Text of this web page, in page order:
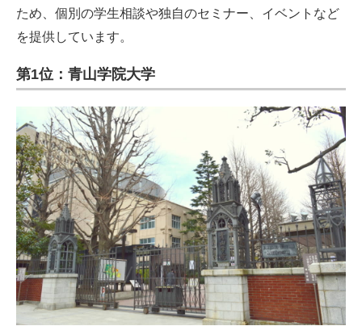
ため、個別の学生相談や独自のセミナー、イベントなど
を提供しています。
第1位：青山学院大学